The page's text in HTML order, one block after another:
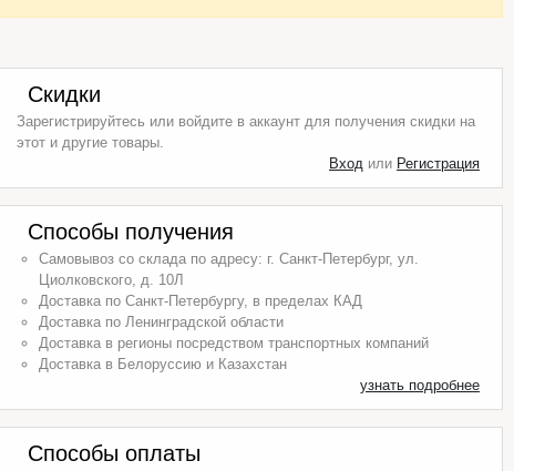
Скидки
Зарегистрируйтесь или войдите в аккаунт для получения скидки на
этот и другие товары.
Вход или Регистрация
Способы получения
Самовывоз со склада по адресу: г. Санкт-Петербург, ул.
Циолковского, д. 10Л
Доставка по Санкт-Петербургу, в пределах КАД
Доставка по Ленинградской области
Доставка в регионы посредством транспортных компаний
Доставка в Белоруссию и Казахстан
узнать подробнее
Способы оплаты